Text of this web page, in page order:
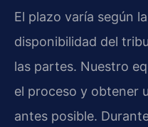
El plazo varía según
disponibilidad del
las partes. Nuestro
el proceso y obtener
antes posible.